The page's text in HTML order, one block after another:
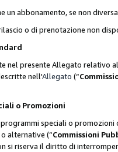
un abbonamento, se non
o di prenotazione non
nel presente Allegato relativo
nell'Allegato (“
o Promozioni
speciali o
alternative (“Commissioni
si riserva il diritto di